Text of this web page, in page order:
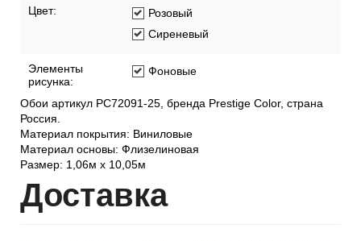
Цвет:
Розовый
Сиреневый
Элементы
рисунка:
Фоновые
Обои артикул PC72091-25, бренда Prestige Color, страна
Россия.
Материал покрытия: Виниловые
Материал основы: Флизелиновая
Размер: 1,06м х 10,05м
Доставка